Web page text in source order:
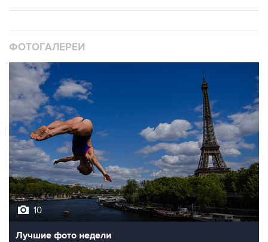
ФОТОГАЛЕРЕИ
10
Лучшие фото недели